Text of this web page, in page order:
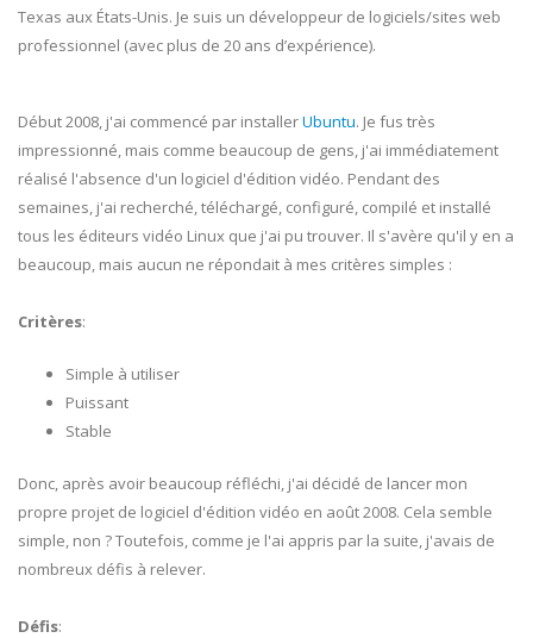
Texas aux États-Unis. Je suis un développeur de logiciels/sites web
professionnel (avec plus de 20 ans d’expérience).
Début 2008, j'ai commencé par installerUbuntu. Je fus très
impressionné, mais comme beaucoup de gens, j'ai immédiatement
réalisé l'absence d'un logiciel d'édition vidéo. Pendant des
semaines, j'ai recherché, téléchargé, configuré, compilé et installé
tous les éditeurs vidéo Linux que j'ai pu trouver. Il s'avère qu'il y en a
beaucoup, mais aucun ne répondait à mes critères simples :
Critères:
Simple à utiliser
Puissant
Stable
Donc, après avoir beaucoup réfléchi, j'ai décidé de lancer mon
propre projet de logiciel d'édition vidéo en août 2008. Cela semble
simple, non ? Toutefois, comme je l'ai appris par la suite, j'avais de
nombreux défis à relever.
Défis: